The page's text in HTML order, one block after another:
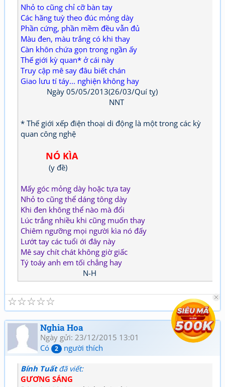
Nhỏ to cũng chỉ cỡ bàn tay
Các hãng tuỳ theo đúc mỏng dày
Phần cứng, phần mềm đều vẫn đủ
Màu đen, màu trắng có khi thay
Càn khôn chứa gọn trong ngần ấy
Thế giới kỳ quan* ở cái này
Truy cập mê say đâu biết chán
Giao lưu tí táy... nghiện không hay
Ngày 05/05/2013(26/03/Quí tỵ)
NNT
* Thế giới xếp điện thoại di động là một trong các kỳ
quan công nghệ
NÓ KÌA
(y đề)
Mấy góc mỏng dày hoặc tựa tay
Nhỏ to cũng thể dáng tông dày
Khi đen không thể nào mà đổi
Lúc trắng nhiều khi cũng muốn thay
Chiêm ngưỡng mọi người kìa nó đấy
Lướt tay các tuổi ới đây này
Mê say chít chát không giờ giấc
Tý toáy anh em tối chẳng hay
N-H
☆
☆
☆
☆
☆
Nghia Hoa
Ngày gửi: 23/12/2015 13:01
Có
2 người thích
Bính Tuấtđã viết:
GƯƠNG SÁNG